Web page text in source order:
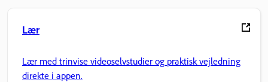
Lær
Lær med trinvise videoselvstudier og praktisk vejledning
direkte i appen.